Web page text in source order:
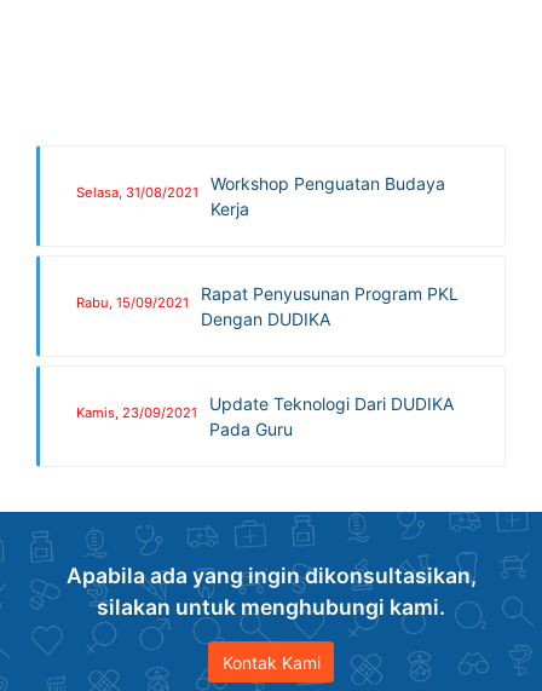
Selasa, 31/08/2021
Workshop Penguatan Budaya
Kerja
Rabu, 15/09/2021
Rapat Penyusunan Program PKL
Dengan DUDIKA
Kamis, 23/09/2021
Update Teknologi Dari DUDIKA
Pada Guru
Apabila ada yang ingin dikonsultasikan,
silakan untuk menghubungi kami.
Kontak Kami